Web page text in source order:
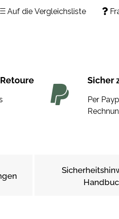
Auf die Vergleichsliste
Sicher
Per